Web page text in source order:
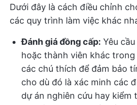
Dưới đây là cách điều chỉnh
các quy trình làm việc khác
Đánh giá đồng cấp: Yêu
hoặc thành viên khác
các chú thích để đảm bảo
cho dù đó là xác minh các
dự án nghiên cứu hay kiểm